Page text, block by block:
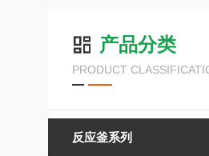
产品分类
PRODUCT
反应釜系列